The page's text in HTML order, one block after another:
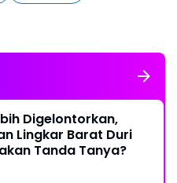
Digelontorkan,
Lingkar Barat Duri
Tanda Tanya?